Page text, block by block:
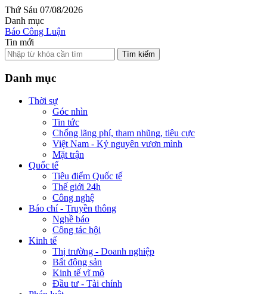
Thứ Sáu 07/08/2026
Danh mục
Báo Công Luận
Tin mới
Tìm kiếm
Danh mục
Thời sự
Góc nhìn
Tin tức
Chống lãng phí, tham nhũng, tiêu cực
Việt Nam - Kỷ nguyên vươn mình
Mặt trận
Quốc tế
Tiêu điểm Quốc tế
Thế giới 24h
Công nghệ
Báo chí - Truyền thông
Nghề báo
Công tác hội
Kinh tế
Thị trường - Doanh nghiệp
Bất động sản
Kinh tế vĩ mô
Đầu tư - Tài chính